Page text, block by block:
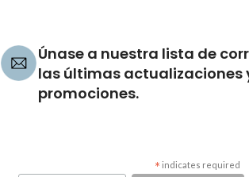
Únase a nuestra lista de
las últimas actualizaciones
promociones.
* indicates required